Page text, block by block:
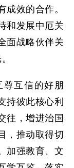
成效的合作。
和发展中厄关
面战略伙伴关
互信的好朋
持彼此核心利
往，增进治国
，推动取得切
加强教育、文